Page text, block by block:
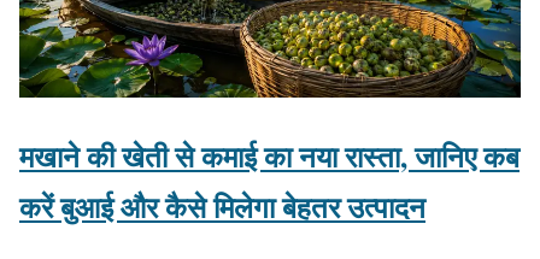
मखाने की खेती से कमाई का नया रास्ता, जानिए कब
करें बुआई और कैसे मिलेगा बेहतर उत्पादन